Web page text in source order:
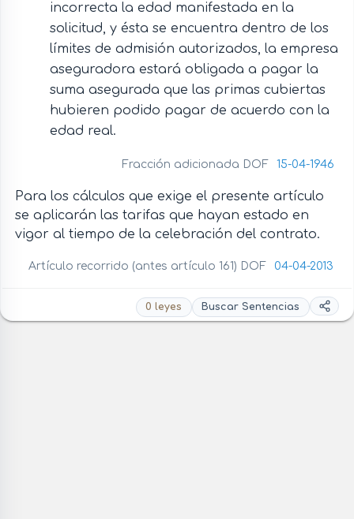
incorrecta la edad manifestada en la
solicitud, y ésta se encuentra dentro de los
límites de admisión autorizados, la empresa
aseguradora estará obligada a pagar la
suma asegurada que las primas cubiertas
hubieren podido pagar de acuerdo con la
edad real.
Fracción adicionada DOF 15-04-1946
Para los cálculos que exige el presente artículo
se aplicarán las tarifas que hayan estado en
vigor al tiempo de la celebración del contrato.
Artículo recorrido (antes artículo 161) DOF 04-04-2013
0 leyes Buscar Sentencias